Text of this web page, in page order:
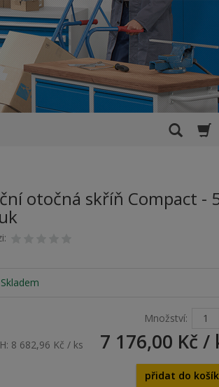
otočná skříň Compact -
Skladem
Množství:
8 682,96 Kč / ks 7 176,00 Kč /
přidat do